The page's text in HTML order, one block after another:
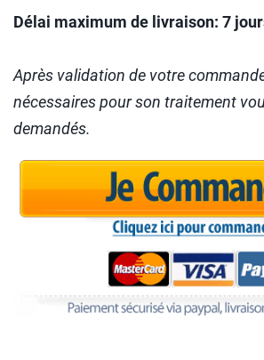
Délai maximum de livraison: 7
Après validation de votre
nécessaires pour son traitement
demandés.